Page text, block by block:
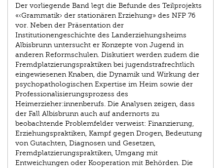
Der vorliegende Band legt die Befunde des Teilprojekts
«‹Grammatik› der stationären Erziehung» des NFP 76
vor. Neben der Präsentation der
Institutionengeschichte des Landerziehungs­heims
Albisbrunn untersucht er Konzepte von Jugend in
anderen Reformschulen. Diskutiert werden zudem die
Fremdplatzierungspraktiken bei jugendstrafrechtlich
eingewiesenen Knaben, die Dynamik und Wirkung der
psychopathologischen Expertise im Heim sowie der
Professionalisierungsprozess des
Heimerzieher:innenberufs. Die Analysen zeigen, dass
der Fall Albisbrunn auch auf andernorts zu
beobachtende Problem­felder verweist: Finanzierung,
Erziehungspraktiken, Kampf gegen Drogen, Bedeutung
von Gutachten, Diagnosen und Gesetzen,
Fremdplatzierungspraktiken, Umgang mit
Entweichungen oder Kooperation mit Behörden. Die